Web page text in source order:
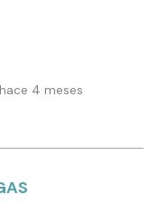
4 meses